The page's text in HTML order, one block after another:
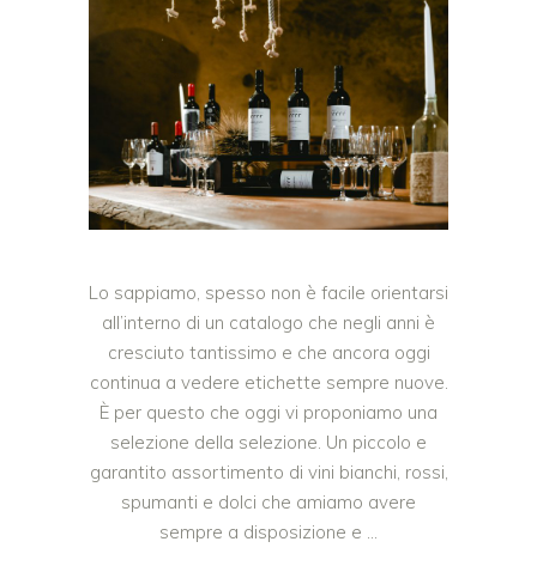
Lo sappiamo, spesso non è facile orientarsi
all’interno di un catalogo che negli anni è
cresciuto tantissimo e che ancora oggi
continua a vedere etichette sempre nuove.
È per questo che oggi vi proponiamo una
selezione della selezione. Un piccolo e
garantito assortimento di vini bianchi, rossi,
spumanti e dolci che amiamo avere
sempre a disposizione e